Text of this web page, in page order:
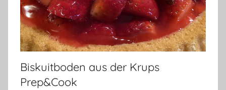
Biskuitboden aus der Krups
Prep&Cook